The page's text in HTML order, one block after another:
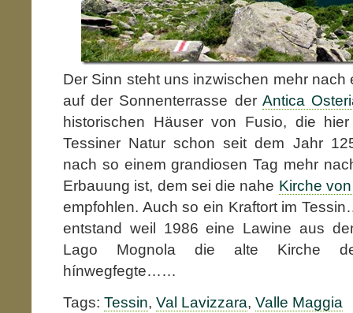
Der Sinn steht uns inzwischen mehr nach
auf der Sonnenterrasse der Antica
historischen Häuser von Fusio, die
Tessiner Natur schon seit dem Jahr
nach so einem grandiosen Tag mehr
Erbauung ist, dem sei die nahe Kirche
empfohlen. Auch so ein Kraftort im
entstand weil 1986 eine Lawine aus
Lago Mognola die alte Kirche
hínwegfegte……
Tags: Tessin, Val Lavizzara, Valle Maggia